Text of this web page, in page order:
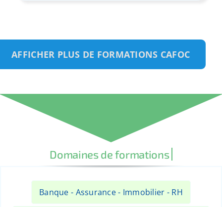
AFFICHER PLUS DE FORMATIONS CAFOC
Banque - Assurance - Immobilier - RH